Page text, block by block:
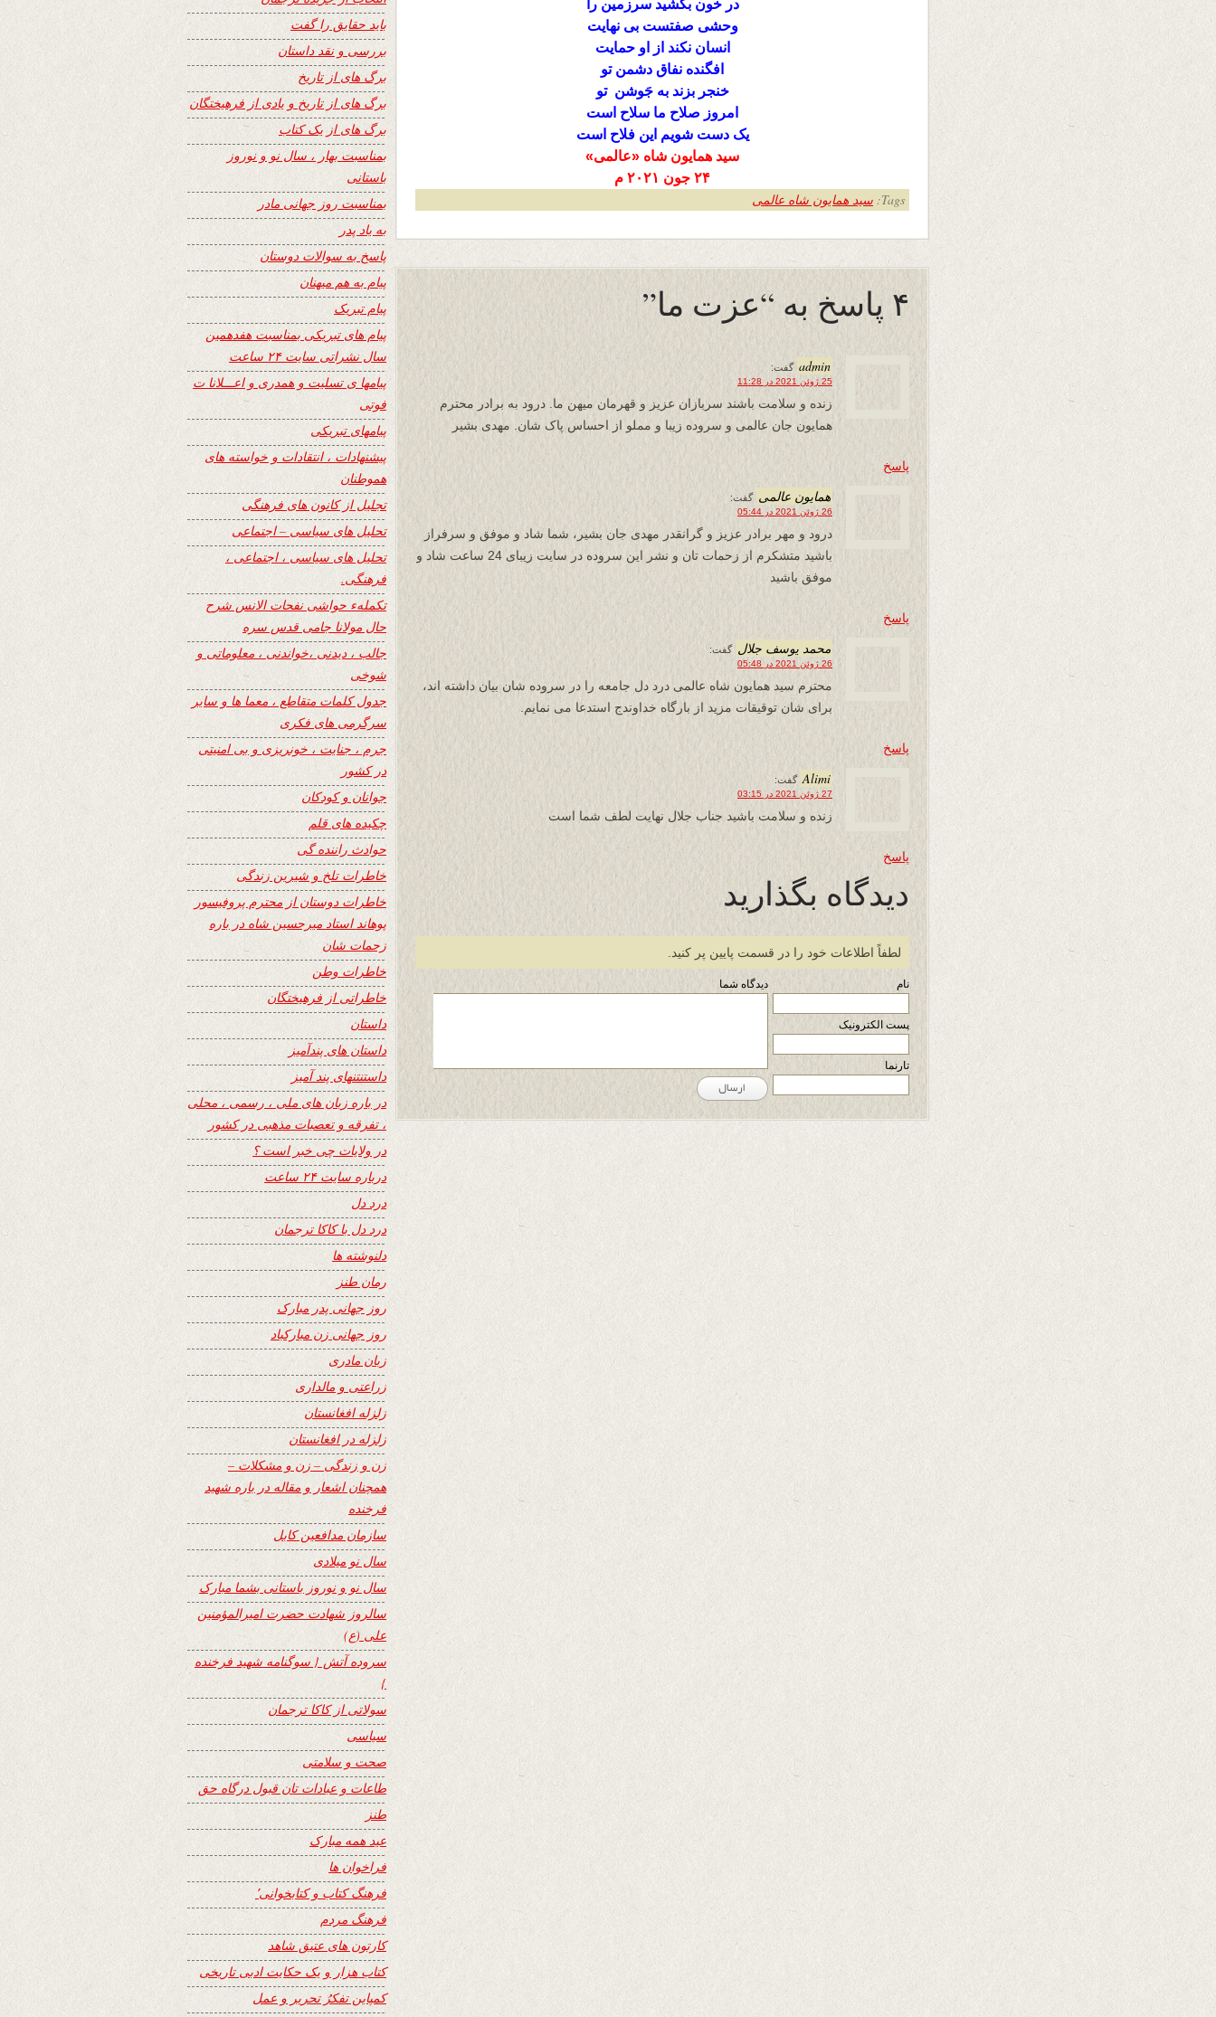
در خون بکشید سرزمین را
وحشی صفتست بی نهایت
انسان نکند از او حمایت
افگنده نفاق دشمن تو
خنجر بزند به جَوشن تو
امروز صلاح ما سلاح است
یک دست شویم این فلاح است
سید همایون شاه «عالمی»
۲۴ جون ۲۰۲۱ م
Tags: سید همایون شاه عالمی
۴ پاسخ به “عزت ما”
admin گفت:
25 ژوئن 2021 در 11:28
زنده و سلامت باشند سربازان عزیز و قهرمان میهن ما. درود به برادر محترم
همایون جان عالمی و سروده زیبا و مملو از احساس پاک شان. مهدی بشیر
پاسخ
همایون عالمی گفت:
26 ژوئن 2021 در 05:44
درود و مهر برادر عزیز و گرانقدر مهدی جان بشیر، شما شاد و موفق و سرفراز
باشید متشکرم از زحمات تان و نشر این سروده در سایت زیبای 24 ساعت شاد و
موفق باشید
پاسخ
محمد یوسف جلال گفت:
26 ژوئن 2021 در 05:48
محترم سید همایون شاه عالمی درد دل جامعه را در سروده شان بیان داشته اند،
برای شان توقیقات مزید از بارگاه خداوندج استدعا می نمایم.
پاسخ
Alimi گفت:
27 ژوئن 2021 در 03:15
زنده و سلامت باشید جناب جلال نهایت لطف شما است
پاسخ
دیدگاه بگذارید
لطفاً اطلاعات خود را در قسمت پایین پر کنید.
نام
پست الکترونیک
تارنما
دیدگاه شما
باید حقایق را گفت
بررسی و نقد داستان
برگ های از تاریخ
برگ های از تاریخ و یادی از فرهیختگان
برگ های از یک کتاب
بمناسبت بهار ، سال نو و نوروز
باستانی
بمناسبت روز جهانی مادر
به یاد پدر
پاسخ به سوالات دوستان
پیام به هم میهنان
پیام تبریک
پیام های تبریکی بمناسبت هفدهمین
سال نشراتی سایت ۲۴ ساعت
پیامها ی تسلیت و همدری و اعـــلانا ت
فوتی
پیامهای تبریکی
پیشنهادات ، انتقادات و خواسته های
هموطنان
تجلیل از کانون های فرهنگی
تحلیل های سیاسی – اجتماعی
تحلیل های سیاسی ، اجتماعی ،
فرهنگی.
تکملهء حواشی نفحات الانس شرح
حال مولانا جامی قدس سره
جالب ، دیدنی ،خواندنی ، معلوماتی و
شوخی
جدول کلمات متقاطع ، معما ها و سایر
سرگرمی های فکری
جرم ، جنایت ، خونریزی و بی امنیتی
در کشور
جوانان و کودکان
چکیده های قلم
حوادث راننده گی
خاطرات تلخ و شیرین زندگی
خاطرات دوستان از محترم پروفیسور
پوهاند استاد میرحسین شاه در باره
زحمات شان
خاطرات وطن
خاطراتی از فرهیختگان
داستان
داستان های پندآمیز
داستنتنهای پند آمیز
در باره زبان های ملی ، رسمی ، محلی
، تفرقه و تعصبات مذهبی در کشور
در ولایات چی خبر است ؟
درباره سایت ۲۴ ساعت
درد دل
درد دل با کاکا ترجمان
دلنوشته ها
رمان طنز
روز جهانی پدر مبارک
روز جهانی زن مبارکباد
زبان مادری
زراعتی و مالداری
زلزله افغانستان
زلزله در افغانستان
زن و زندگی – زن و مشکلات –
همچنان اشعار و مقاله در باره شهید
فرخنده
سازمان مدافعین کابل
سال نو میلادی
سال نو و نوروز باستانی بشما مبارک
سالروز شهادت حضرت امیرالمؤمنین
علی (ع)
سروده آتش { سوگنامه شهید فرخنده
}
سولاتی از کاکا ترجمان
سیاسی
صحت و سلامتی
طاعات و عبادات تان قبول درگاه حق
طنز
عید همه مبارک
فراخوان ها
فرهنگ کتاب و کتابخوانی٬
فرهنگ مردم
کارتون های عتیق شاهد
کتاب هزار و یک حکایت ادبی تاریخی
کمپاین تفکرُ تحریر و عمل